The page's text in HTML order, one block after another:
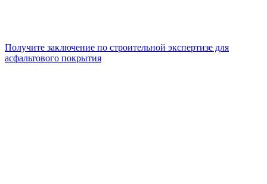
Получите заключение по строительной экспертизе для
асфальтового покрытия